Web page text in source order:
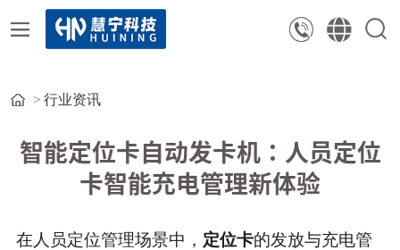
行业资讯
智能定位卡自动发卡机：人员定位
卡智能充电管理新体验
在人员定位管理场景中， 定位卡的发放与充电管